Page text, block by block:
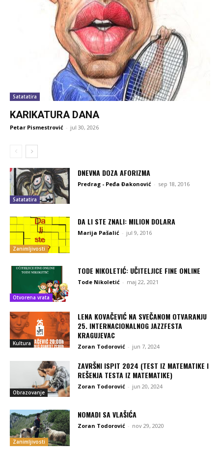
Satatatira
KARIKATURA DANA
Petar Pismestrović - jul 30, 2026
Satatatira
DNEVNA DOZA AFORIZMA
Predrag - Peđa Đakonović - sep 18, 2016
Zanimljivosti
DA LI STE ZNALI: MILION DOLARA
Marija Pašalić - jul 9, 2016
Otvorena vrata
TODE NIKOLETIĆ: UČITELJICE FINE ONLINE
Tode Nikoletić - maj 22, 2021
Kultura
LENA KOVAČEVIĆ NA SVEČANOM OTVARANJU
25. INTERNACIONALNOG JAZZFESTA
KRAGUJEVAC
Zoran Todorović - jun 7, 2024
Obrazovanje
ZAVRŠNI ISPIT 2024 (TEST IZ MATEMATIKE I
REŠENJA TESTA IZ MATEMATIKE)
Zoran Todorović - jun 20, 2024
Zanimljivosti
NOMADI SA VLAŠIĆA
Zoran Todorović - nov 29, 2020